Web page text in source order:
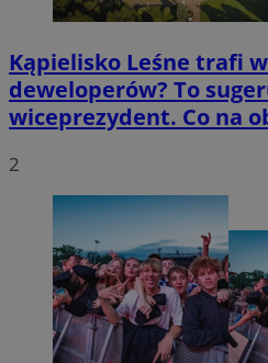
Kąpielisko Leśne trafi
deweloperów? To
wiceprezydent. Co na
2